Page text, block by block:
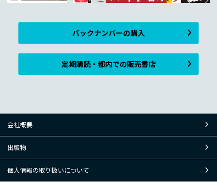
バックナンバーの購入
定期購読・都内での販売書店
会社概要
出版物
個人情報の取り扱いについて